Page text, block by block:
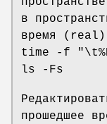
в
время
time -f
ls -Fs
прошедшее